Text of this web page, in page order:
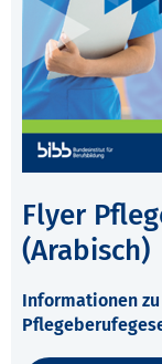
Flyer
(Arabisch)
Informationen